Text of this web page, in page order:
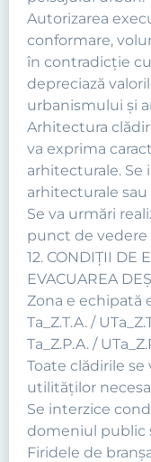
Autorizarea
conformare,
în contradicţie
depreciază
urbanismului şi
Arhitectura
va exprima
arhitecturale. Se
arhitecturale
Se va urmări
punct de vedere
12. CONDIŢII DE
EVACUAREA
Zona e echipată
Ta_Z.T.A. /
Ta_Z.P.A. /
Toate clădirile
utilităţilor
Se interzice
domeniul public
Firidele de